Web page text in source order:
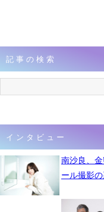
記事の検索
インタビュー
南沙良、
ール撮影